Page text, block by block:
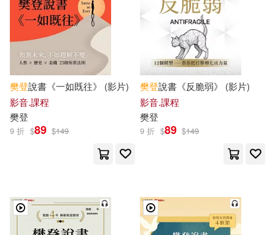
樊登說書《一如既往》 (影片)
影音.課程
樊登
9 折 $89 $149
樊登說書《反脆弱》 (影片)
影音.課程
樊登
9 折 $89 $149